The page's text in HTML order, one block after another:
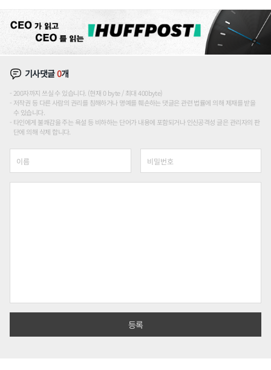
기사댓글0개
200자까지 쓰실 수 있습니다. (현재 0 byte / 최대 400byte)
저작권 등 다른 사람의 권리를 침해하거나 명예를 훼손하는 댓글은 관련 법률에 의해 제재를 받을
수 있습니다.
타인에게 불쾌감을 주는 욕설 등 비하하는 단어가 내용에 포함되거나 인신공격성 글은 관리자의 판
단에 의해 삭제 합니다.